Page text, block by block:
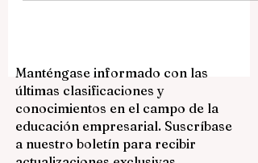
confirmado que la educación a distancia
se aplicará desde el martes 5 de mayo de
2026 hasta el viernes 8 de mayo de 2026.
Esta decisión se aplica a estudiantes,
docentes y personal administrativo en
Manténgase informado con las
últimas clasificaciones y
conocimientos en el campo de la
educación empresarial. Suscríbase